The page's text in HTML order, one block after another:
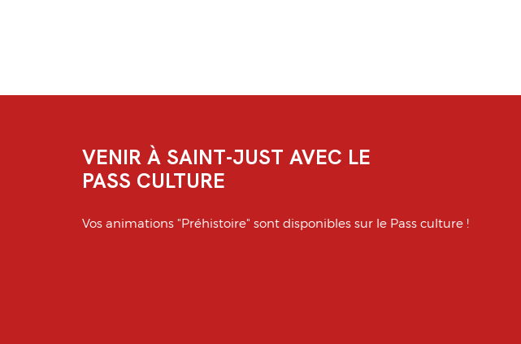
VENIR À SAINT-JUST AVEC LE
PASS CULTURE
Vos animations "Préhistoire" sont disponibles sur le Pass culture !